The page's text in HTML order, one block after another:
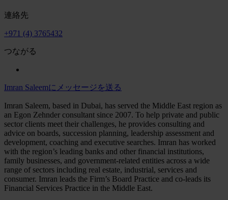
連絡先
+971 (4) 3765432
つながる
Imran Saleemにメッセージを送る
Imran Saleem, based in Dubai, has served the Middle East region as
an Egon Zehnder consultant since 2007. To help private and public
sector clients meet their challenges, he provides consulting and
advice on boards, succession planning, leadership assessment and
development, coaching and executive searches. Imran has worked
with the region’s leading banks and other financial institutions,
family businesses, and government-related entities across a wide
range of sectors including real estate, industrial, services and
consumer. Imran leads the Firm’s Board Practice and co-leads its
Financial Services Practice in the Middle East.